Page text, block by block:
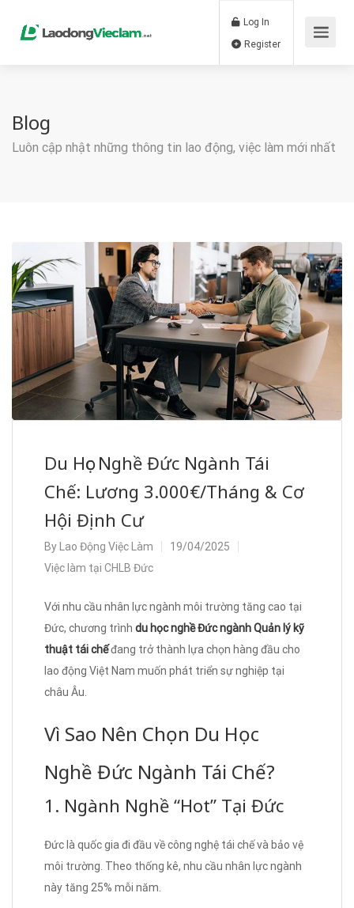
Log In
Blog
Luôn cập nhật những thông tin lao động, việc làm mới nhất
Du Học Nghề Đức Ngành Tái
Chế: Lương 3.000€/Tháng & Cơ
Hội Định Cư
By Lao Động Việc Làm
19/04/2025
Việc làm tại CHLB Đức
Với nhu cầu nhân lực ngành môi trường tăng cao tại
Đức, chương trình du học nghề Đức ngành Quản lý kỹ
thuật tái chếđang trở thành lựa chọn hàng đầu cho
lao động Việt Nam muốn phát triển sự nghiệp tại
châu Âu.
Vì Sao Nên Chọn Du Học
Nghề Đức Ngành Tái Chế?
1. Ngành Nghề “Hot” Tại Đức
Đức là quốc gia đi đầu về công nghệ tái chế và bảo vệ
môi trường. Theo thống kê, nhu cầu nhân lực ngành
này tăng 25% mỗi năm.